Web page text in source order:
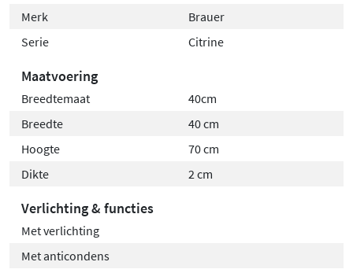
Merk
Brauer
Serie
Citrine
Maatvoering
Breedtemaat
40cm
Breedte
40 cm
Hoogte
70 cm
Dikte
2 cm
Verlichting & functies
Met verlichting
Met anticondens